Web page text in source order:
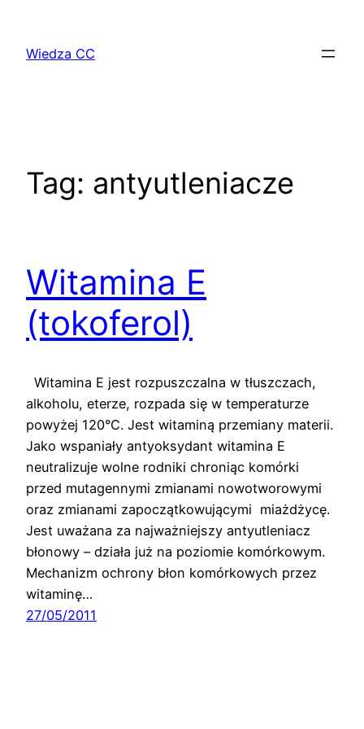
treściWiedza CC
Tag: antyutleniacze
Witamina E
(tokoferol)
Witamina E jest rozpuszczalna w tłuszczach,
alkoholu, eterze, rozpada się w temperaturze
powyżej 120°C. Jest witaminą przemiany materii.
Jako wspaniały antyoksydant witamina E
neutralizuje wolne rodniki chroniąc komórki
przed mutagennymi zmianami nowotworowymi
oraz zmianami zapoczątkowującymi miażdżycę.
Jest uważana za najważniejszy antyutleniacz
błonowy – działa już na poziomie komórkowym.
Mechanizm ochrony błon komórkowych przez
witaminę…
27/05/2011